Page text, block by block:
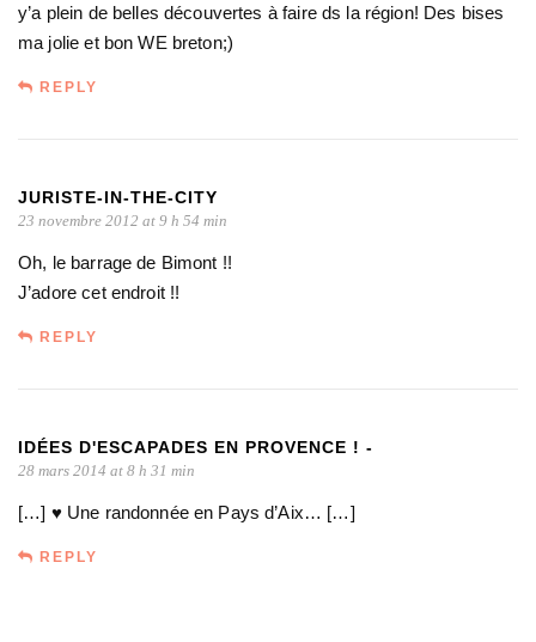
y’a plein de belles découvertes à faire ds la région! Des bises
ma jolie et bon WE breton;)
REPLY
JURISTE-IN-THE-CITY
23 novembre 2012 at 9 h 54 min
Oh, le barrage de Bimont !!
J’adore cet endroit !!
REPLY
IDÉES D'ESCAPADES EN PROVENCE ! -
28 mars 2014 at 8 h 31 min
[…] ♥ Une randonnée en Pays d’Aix… […]
REPLY